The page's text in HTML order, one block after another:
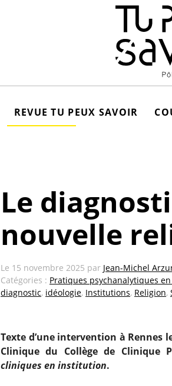
REVUE TU PEUX SAVOIR
Le
nouvelle
Le 15 novembre 2025 par Jean-Michel
Catégories : Pratiques psychanalytiques
diagnostic, idéologie, Institutions, Religion,
Texte d’une intervention à Rennes
Clinique du Collège de Clinique
cliniques en institution.